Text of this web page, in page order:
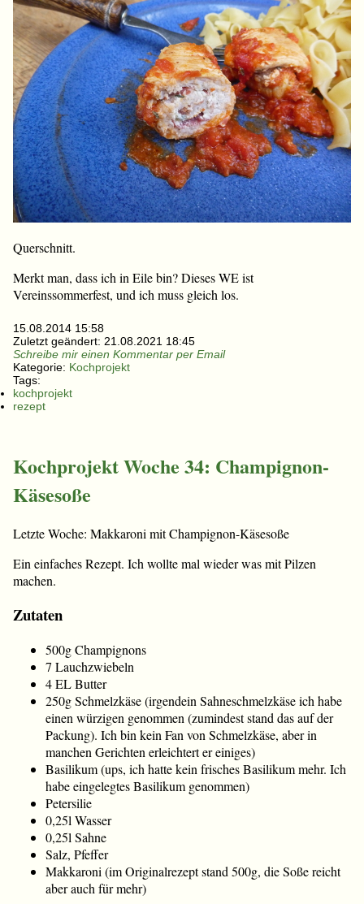
Querschnitt.
Merkt man, dass ich in Eile bin? Dieses WE ist
Vereinssommerfest, und ich muss gleich los.
15.08.2014 15:58
Zuletzt geändert: 21.08.2021 18:45
Schreibe mir einen Kommentar per Email
Kategorie: Kochprojekt
Tags:
kochprojekt
rezept
Kochprojekt Woche 34: Champignon-
Käsesoße
Letzte Woche: Makkaroni mit Champignon-Käsesoße
Ein einfaches Rezept. Ich wollte mal wieder was mit Pilzen
machen.
Zutaten
500g Champignons
7 Lauchzwiebeln
4 EL Butter
250g Schmelzkäse (irgendein Sahneschmelzkäse ich habe
einen würzigen genommen (zumindest stand das auf der
Packung). Ich bin kein Fan von Schmelzkäse, aber in
manchen Gerichten erleichtert er einiges)
Basilikum (ups, ich hatte kein frisches Basilikum mehr. Ich
habe eingelegtes Basilikum genommen)
Petersilie
0,25l Wasser
0,25l Sahne
Salz, Pfeffer
Makkaroni (im Originalrezept stand 500g, die Soße reicht
aber auch für mehr)